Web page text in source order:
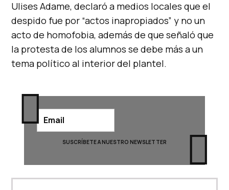
Ulises Adame, declaró a medios locales que el
despido fue por “actos inapropiados” y no un
acto de homofobia, además de que señaló que
la protesta de los alumnos se debe más a un
tema político al interior del plantel.